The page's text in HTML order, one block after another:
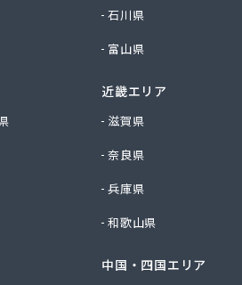
石川県
富山県
近畿エリア
滋賀県
奈良県
兵庫県
和歌山県
中国・四国エリア